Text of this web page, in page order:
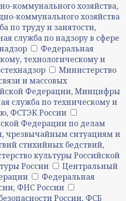
коммунального хозяйства,
коммунального хозяйства
по труду и занятости,
служба по надзору в сфере
Федеральная
технологическому и
Министерство
и массовых
Федерации, Минцифры
служба по техническому и
ФСТЭК России
Федерации по делам
чрезвычайным ситуациям и
стихийных бедствий,
культуры Российской
России
Центральный
Федеральная
ФНС России
России, ФСБ